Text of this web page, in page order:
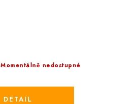
Momentálně nedostupné